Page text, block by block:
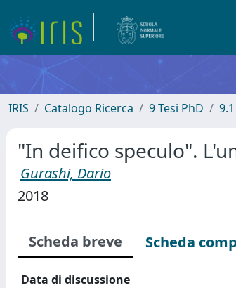
IRIS Catalogo Ricerca 9 Tesi PhD
"In deifico speculo".
Gurashi, Dario
2018
Scheda breve Scheda
Data di discussione